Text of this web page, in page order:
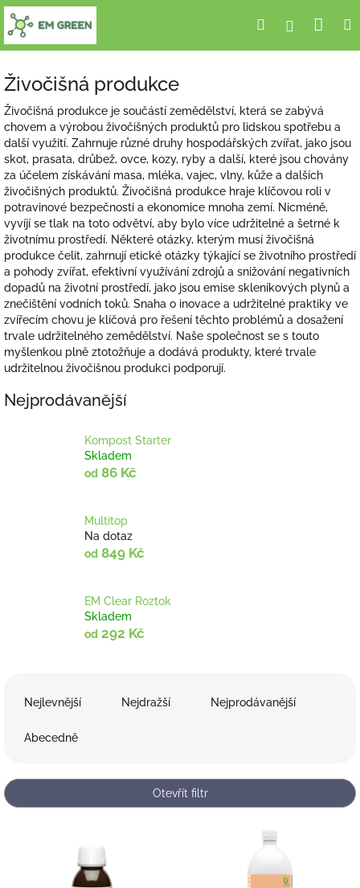
Přejít
obsah
HledatPřihlášení
Živočišná produkce
Živočišná produkce je součástí zemědělství, která se zabývá
chovem a výrobou živočišných produktů pro lidskou spotřebu a
další využití. Zahrnuje různé druhy hospodářských zvířat, jako jsou
skot, prasata, drůbež, ovce, kozy, ryby a další, které jsou chovány
za účelem získávání masa, mléka, vajec, vlny, kůže a dalších
živočišných produktů. Živočišná produkce hraje klíčovou roli v
potravinové bezpečnosti a ekonomice mnoha zemí. Nicméně,
vyvíjí se tlak na toto odvětví, aby bylo více udržitelné a šetrné k
životnímu prostředí. Některé otázky, kterým musí živočišná
produkce čelit, zahrnují etické otázky týkající se životního prostředí
a pohody zvířat, efektivní využívání zdrojů a snižování negativních
dopadů na životní prostředí, jako jsou emise skleníkových plynů a
znečištění vodních toků. Snaha o inovace a udržitelné praktiky ve
zvířecím chovu je klíčová pro řešení těchto problémů a dosažení
trvale udržitelného zemědělství. Naše společnost se s touto
myšlenkou plně ztotožňuje a dodává produkty, které trvale
udržitelnou živočišnou produkci podporují.
Nejprodávanější
Kompost Starter
Skladem
od 86 Kč
Multitop
Na dotaz
od 849 Kč
EM Clear Roztok
Skladem
od 292 Kč
p
r
Nejlevnější Nejdražší Nejprodávanější
Abecedně
Otevřít filtr